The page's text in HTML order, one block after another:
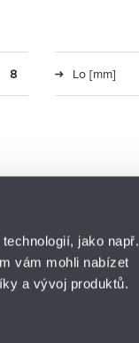
jako např.
vám mohli nabízet
a vývoj produktů.
8 Lo [mm]